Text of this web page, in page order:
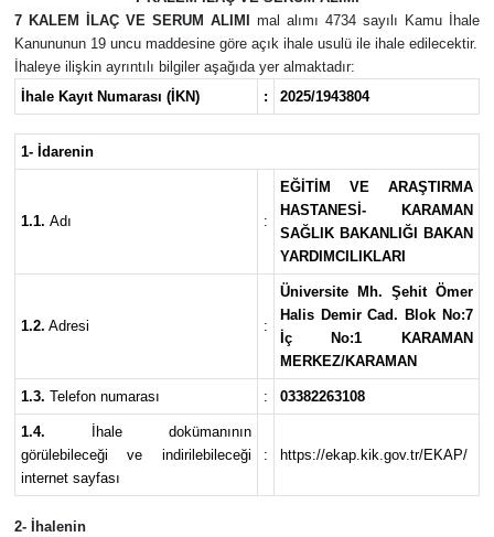
7 KALEM İLAÇ VE SERUM ALIMI
mal alımı 4734 sayılı Kamu İhale
Kanununun 19 uncu maddesine göre açık ihale usulü ile ihale edilecektir.
İhaleye ilişkin ayrıntılı bilgiler aşağıda yer almaktadır:
İhale Kayıt Numarası (İKN)
: 2025/1943804
1- İdarenin
1.1. Adı :
EĞİTİM VE ARAŞTIRMA
HASTANESİ- KARAMAN
SAĞLIK BAKANLIĞI BAKAN
YARDIMCILIKLARI
1.2. Adresi :
Üniversite Mh. Şehit Ömer
Halis Demir Cad. Blok No:7
İç No:1 KARAMAN
MERKEZ/KARAMAN
1.3. Telefon numarası : 03382263108
1.4. İhale dokümanının
görülebileceği ve indirilebileceği
internet sayfası
: https://ekap.kik.gov.tr/EKAP/
2- İhalenin
Ulusal Haberler
Vefat Edenler